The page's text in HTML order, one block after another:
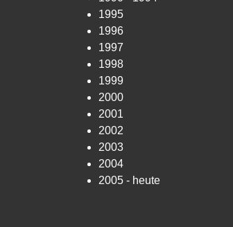
1995
1996
1997
1998
1999
2000
2001
2002
2003
2004
2005 - heute